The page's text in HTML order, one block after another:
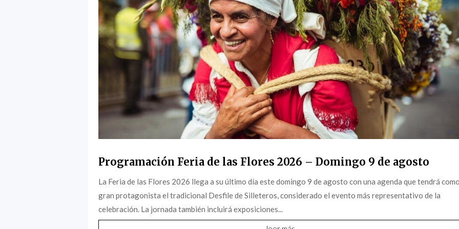
Programación Feria de las Flores 2026 – Domingo 9 de agosto
La Feria de las Flores 2026 llega a su último día este domingo 9 de agosto con una agenda que tendrá
gran protagonista el tradicional Desfile de Silleteros, considerado el evento más representativo de la
celebración. La jornada también incluirá exposiciones...